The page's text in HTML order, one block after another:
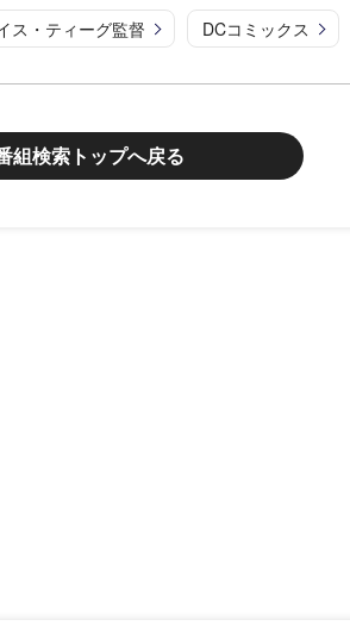
ス・ティーグ監督 DCコミックス
組検索トップへ戻る